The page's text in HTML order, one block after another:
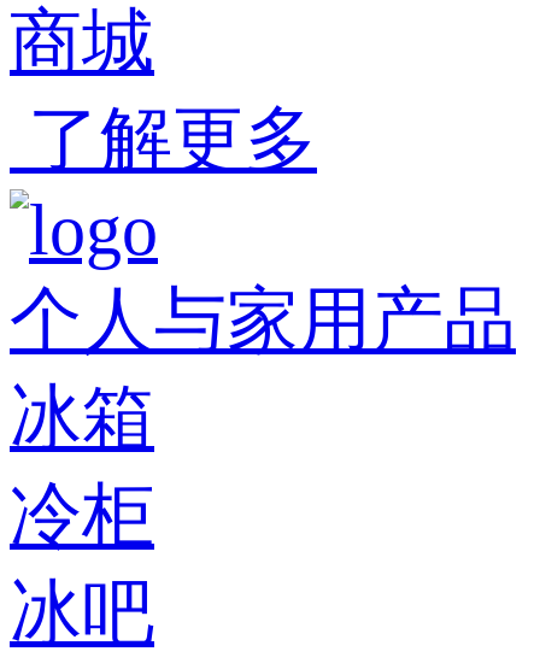
商城
了解更多
个人与家用产品
冰箱
冷柜
冰吧